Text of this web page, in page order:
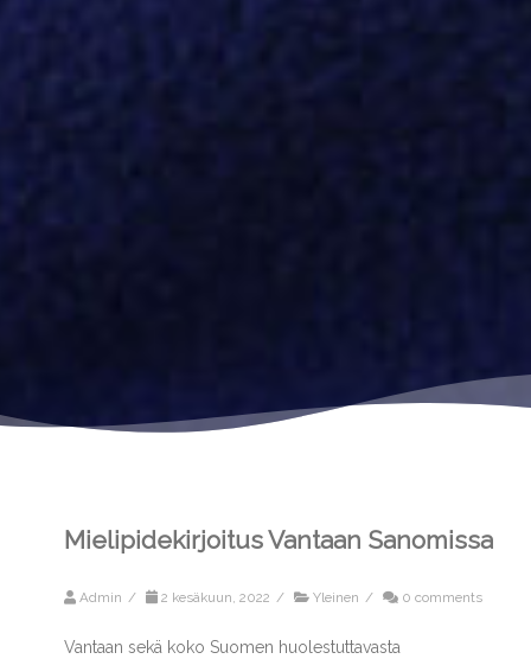
Mielipidekirjoitus Vantaan Sanomissa
Admin / 2 kesäkuun, 2022 / Yleinen / 0 comments
Vantaan sekä koko Suomen huolestuttavasta